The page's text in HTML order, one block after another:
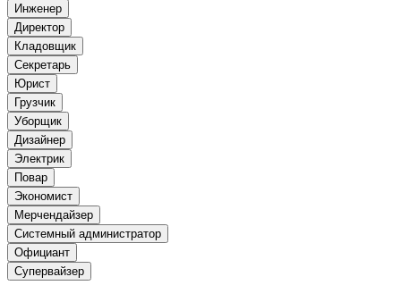
Инженер
Директор
Кладовщик
Секретарь
Юрист
Грузчик
Уборщик
Дизайнер
Электрик
Повар
Экономист
Мерчендайзер
Системный администратор
Официант
Супервайзер